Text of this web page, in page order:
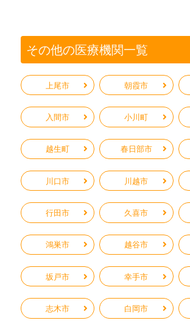
その他の医療機関一覧
上尾市 朝霞市
入間市 小川町
越生町 春日部市
川口市 川越市
行田市 久喜市
鴻巣市 越谷市
坂戸市 幸手市
志木市 白岡市